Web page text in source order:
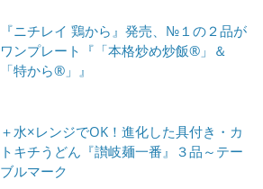
『ニチレイ 鶏から』発売、№１の２品が
ワンプレート『「本格炒め炒飯®」＆
「特から®」』
＋水×レンジでOK！進化した具付き・カ
トキチうどん『讃岐麺一番』３品～テー
ブルマーク